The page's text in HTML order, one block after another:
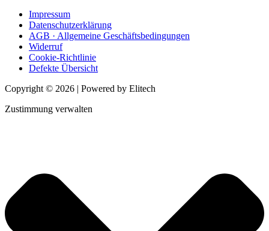
Impressum
Datenschutzerklärung
AGB · Allgemeine Geschäftsbedingungen
Widerruf
Cookie-Richtlinie
Defekte Übersicht
Copyright © 2026 | Powered by Elitech
Zustimmung verwalten